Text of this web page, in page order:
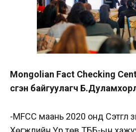
Mongolian Fact Checking
үүсгэн байгуулагч
-MFCC маань 2020 онд